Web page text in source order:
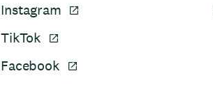
Instagram
TikTok
Facebook